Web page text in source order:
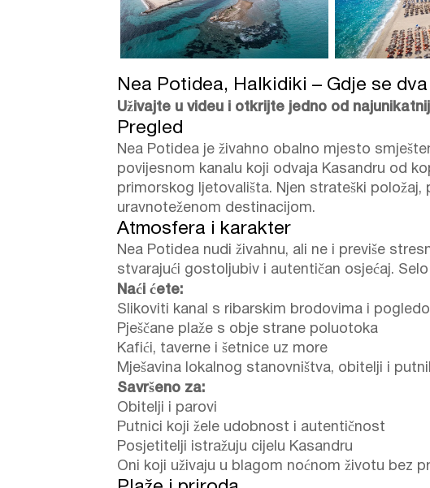
Nea Potidea, Halkidiki – Gdje se
Uživajte u videu i otkrijte jedno od
Pregled
Nea Potidea je živahno obalno mjesto
povijesnom kanalu koji odvaja Kasandru od
primorskog ljetovališta. Njen strateški
uravnoteženom destinacijom.
Atmosfera i karakter
Nea Potidea nudi živahnu, ali ne i previše
stvarajući gostoljubiv i autentičan osjećaj.
Naći ćete:
Slikoviti kanal s ribarskim brodovima i
Pješčane plaže s obje strane poluotoka
Kafići, taverne i šetnice uz more
Mješavina lokalnog stanovništva, obitelji i
Savršeno za:
Obitelji i parovi
Putnici koji žele udobnost i autentičnost
Posjetitelji istražuju cijelu Kasandru
Oni koji uživaju u blagom noćnom životu bez